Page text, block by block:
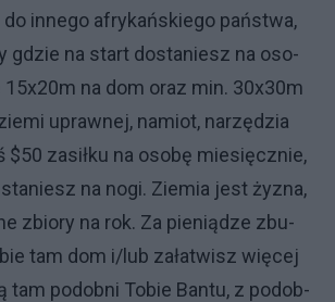
in­ne­go afry­kań­skie­go pań­stwa,
gdzie na start do­sta­nie­sz na oso­
15x20m na dom oraz min. 30x30m
upraw­nej, na­miot, na­rzę­dzia
$50 za­sił­ku na oso­bę mie­sięcz­nie,
na no­gi. Zie­mia je­st ży­zna,
zbio­ry na rok. Za pie­nią­dze zbu­
tam dom i/lub za­ła­twi­sz wię­cej
tam po­dob­ni To­bie Ban­tu, z po­dob­